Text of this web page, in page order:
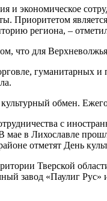
и экономическое
Приоритетом
региона, –
что для
обмен.
с
мае в Лихославле
отметят День
Тверской
завод «Паулиг